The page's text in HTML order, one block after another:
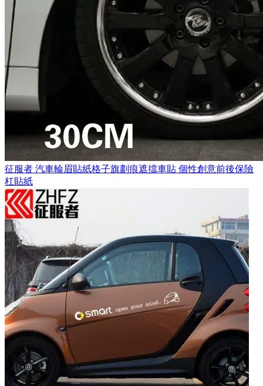
征服者 汽車輪眉貼紙格子旗劃痕遮擋車貼 個性創意前後保險
杠貼紙